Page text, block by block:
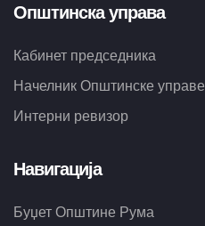
Општинска управа
Кабинет председника
Начелник Општинске управе
Интерни ревизор
Навигација
Буџет Општине Рума